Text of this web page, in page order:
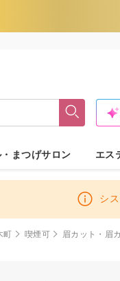
まつげサロン エス
シ
町 喫煙可 眉カット・眉